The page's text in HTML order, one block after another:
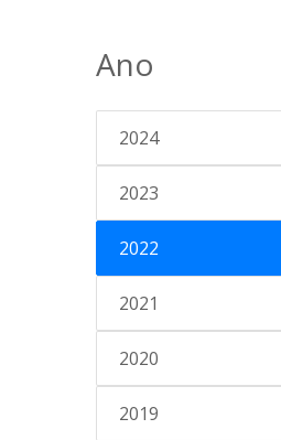
Ano
2024
2023
2022
2021
2020
2019